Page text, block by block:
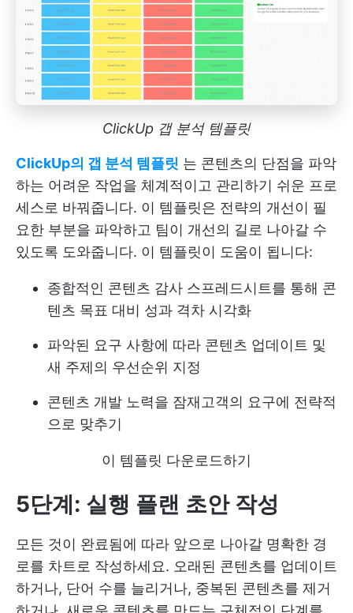
ClickUp 갭 분석 템플릿
ClickUp의 갭 분석 템플릿 는 콘텐츠의 단점을 파악
하는 어려운 작업을 체계적이고 관리하기 쉬운 프로
세스로 바꿔줍니다. 이 템플릿은 전략의 개선이 필
요한 부분을 파악하고 팀이 개선의 길로 나아갈 수
있도록 도와줍니다. 이 템플릿이 도움이 됩니다:
종합적인 콘텐츠 감사 스프레드시트를 통해 콘
텐츠 목표 대비 성과 격차 시각화
파악된 요구 사항에 따라 콘텐츠 업데이트 및
새 주제의 우선순위 지정
콘텐츠 개발 노력을 잠재고객의 요구에 전략적
으로 맞추기
이 템플릿 다운로드하기
5단계: 실행 플랜 초안 작성
모든 것이 완료됨에 따라 앞으로 나아갈 명확한 경
로를 차트로 작성하세요. 오래된 콘텐츠를 업데이트
하거나, 단어 수를 늘리거나, 중복된 콘텐츠를 제거